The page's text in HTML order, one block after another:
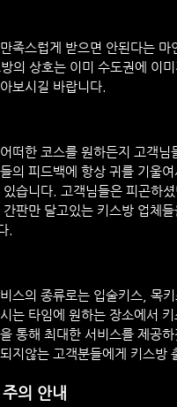
족스럽게 받으면 안된다는
의 상호는 이미 수도권에 이
보시길 바랍니다.
떠한 코스를 원하든지 고객
의 피드백에 항상 귀를 기울
습니다. 고객님들은 피곤하
판만 달고있는 키스방 업체
.
비스의 종류로는 입술키스, 목
는 타임에 원하는 장소에서
통해 최대한 서비스를 제공
지않는 고객분들에게 키스방
의 안내